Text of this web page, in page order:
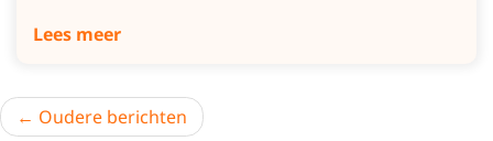
Lees meer
Berichtnavigatie
Oudere berichten